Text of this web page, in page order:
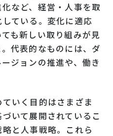
など、経営・人事を取
ている。変化に適応
も新しい取り組みが見
代表的なものには、ダ
ジョンの推進や、働き
いく目的はさまざま
いて展開されているこ
と人事戦略。これら